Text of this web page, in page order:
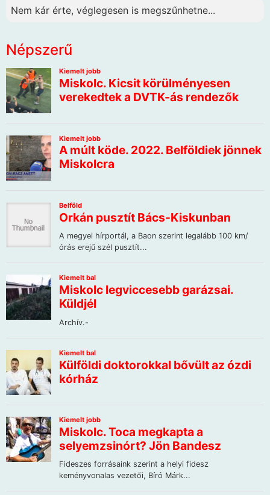
Nem kár érte, véglegesen is megszűnhetne...
Népszerű